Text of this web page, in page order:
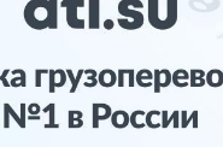
Логистика, грузы
Негабаритные и
опасные грузы
Безопасность и